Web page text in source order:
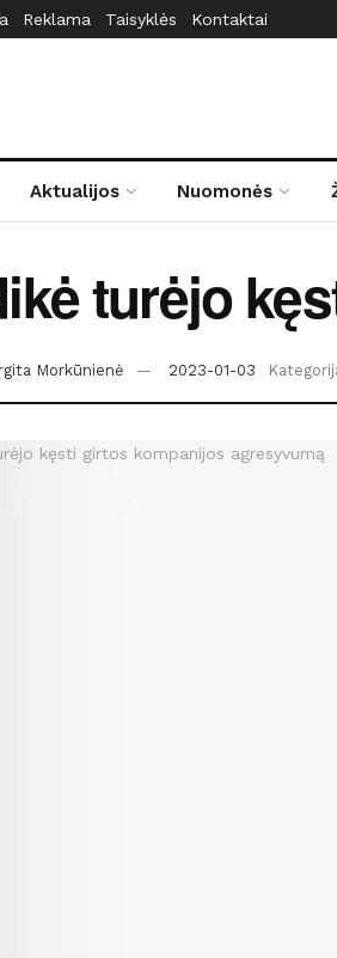
Reklama Taisyklės Kontaktai
Aktualijos Nuomonės
turėjo
Morkūnienė 2023-01-03